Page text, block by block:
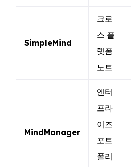
SimpleMind
크로
스 플
랫폼
노트
MindManager
엔터
프라
이즈
포트
폴리